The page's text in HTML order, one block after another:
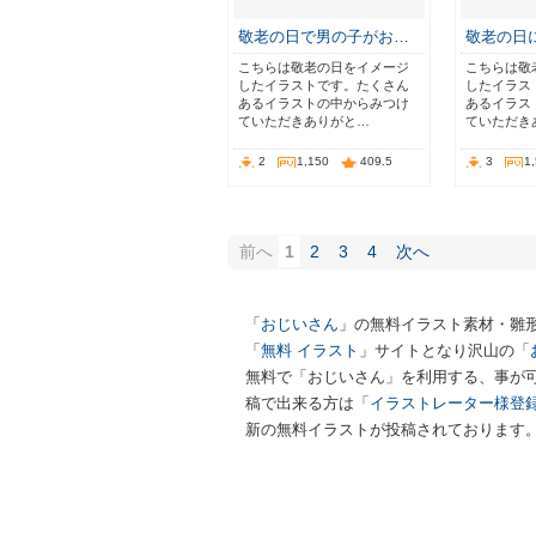
敬老の日で男の子がお…
こちらは敬老の日をイメージ
したイラストです。たくさん
あるイラストの中からみつけ
ていただきありがと…
2 1,150 409.5
敬老の日
こちらは敬
したイラス
あるイラス
ていただ
3
前へ 1 2 3 4 次へ
「 おじいさん 」の無料イラスト素材・雛
「 無料 イラスト 」サイトとなり沢山の「
無料で「おじいさん」を利用する、事が
稿で出来る方は「 イラストレーター様登
新の無料イラストが投稿されております